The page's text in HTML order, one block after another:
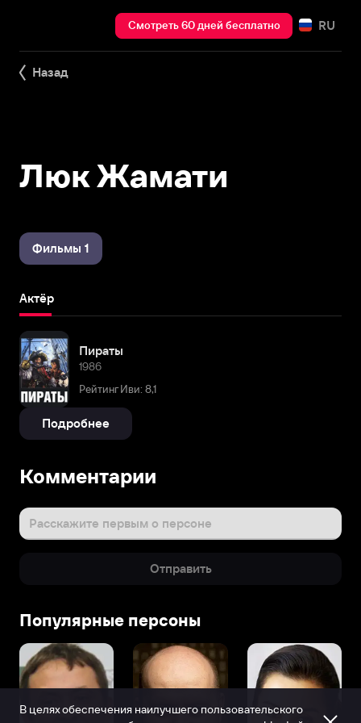
Смотреть 60 дней бесплатно RU
Назад
Люк Жамати
Фильмы 1
Актёр
Пираты
1986
Рейтинг Иви: 8,1
Подробнее
Комментарии
Расскажите первым о персоне
Отправить
Популярные персоны
В целях обеспечения наилучшего пользовательского